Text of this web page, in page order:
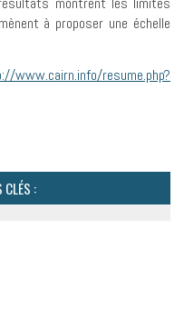
à proposer une échelle
www.cairn.info/resume.php?
CLÉS :